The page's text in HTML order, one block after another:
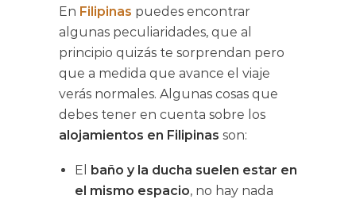
En Filipinas puedes encontrar
algunas peculiaridades, que al
principio quizás te sorprendan pero
que a medida que avance el viaje
verás normales. Algunas cosas que
debes tener en cuenta sobre los
alojamientos en Filipinas son:
El
baño y la ducha suelen estar en
el mismo espacio, no hay nada